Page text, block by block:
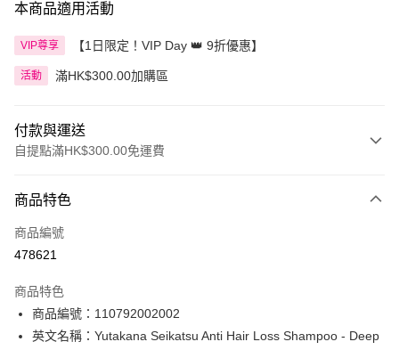
本商品適用活動
VIP尊享 【1日限定！VIP Day 👑 9折優惠】
活動 滿HK$300.00加購區
付款與運送
自提點滿HK$300.00免運費
信用卡
Apple Pay
PayMe
WeChat Pay
商品特色
商品編號
478621
商品特色
商品編號：110792002002
英文名稱：Yutakana Seikatsu Anti Hair Loss Shampoo - Deep